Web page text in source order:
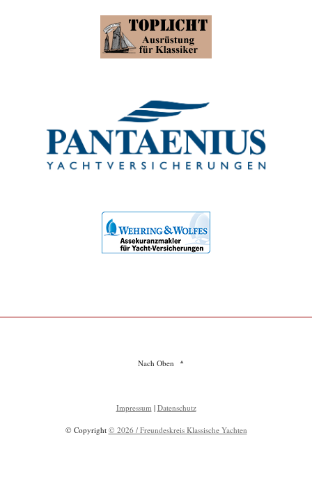
Nach Oben
Impressum | Datenschutz
© Copyright © 2026 / Freundeskreis Klassische Yachten